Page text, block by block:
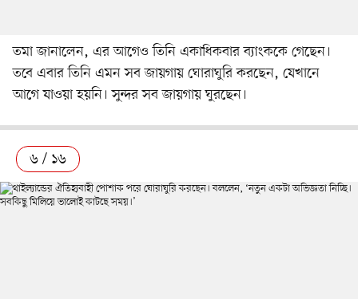
তমা জানালেন, এর আগেও তিনি একাধিকবার ব্যাংককে গেছেন।
তবে এবার তিনি এমন সব জায়গায় ঘোরাঘুরি করছেন, যেখানে
আগে যাওয়া হয়নি। সুন্দর সব জায়গায় ঘুরছেন।
৬ / ১৬